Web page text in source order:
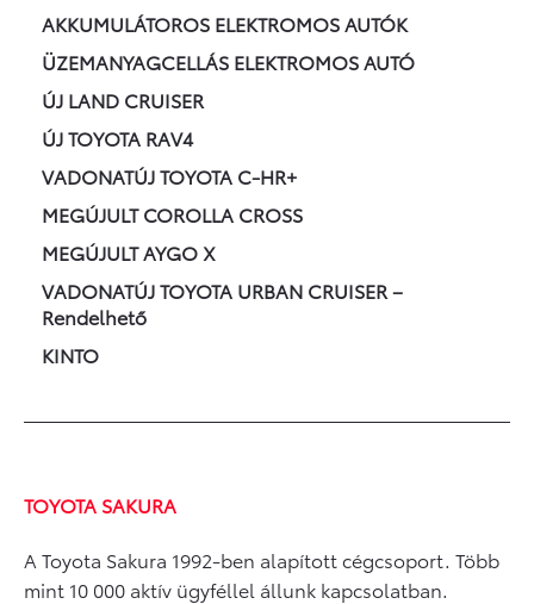
AKKUMULÁTOROS ELEKTROMOS AUTÓK
ÜZEMANYAGCELLÁS ELEKTROMOS AUTÓ
ÚJ LAND CRUISER
ÚJ TOYOTA RAV4
VADONATÚJ TOYOTA C-HR+
MEGÚJULT COROLLA CROSS
MEGÚJULT AYGO X
VADONATÚJ TOYOTA URBAN CRUISER –
Rendelhető
KINTO
TOYOTA SAKURA
A Toyota Sakura 1992-ben alapított cégcsoport. Több
mint 10 000 aktív ügyféllel állunk kapcsolatban.